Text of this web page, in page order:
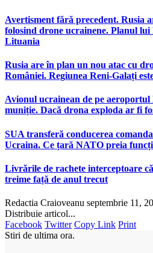
Avertisment fără precedent. Rusia
folosind drone ucrainene. Planul
Lituania
Rusia are în plan un nou atac cu
României. Regiunea Reni-Galați
Avionul ucrainean de pe
muniție. Dacă drona exploda ar fi
SUA transferă conducerea
Ucraina. Ce țară NATO preia
Livrările de rachete interceptoare
treime față de anul trecut
Redactia Craioveanu septembrie 11,
Distribuie articol...
Facebook Twitter Copy Link Print
Stiri de ultima ora.